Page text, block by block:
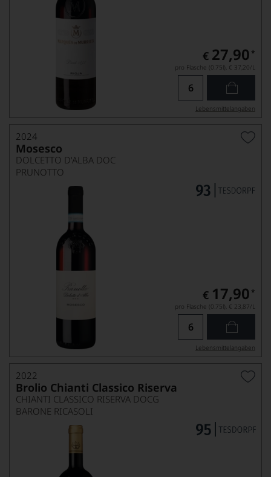
€ 27,90 *
pro Flasche (0.75l), € 37,20/L
Lebensmittel­angaben
2024
Mosesco
DOLCETTO D'ALBA DOC
PRUNOTTO
€ 17,90 *
pro Flasche (0.75l), € 23,87/L
Lebensmittel­angaben
2022
Brolio Chianti Classico Riserva
CHIANTI CLASSICO RISERVA DOCG
BARONE RICASOLI